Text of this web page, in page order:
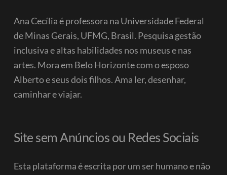
Ana Cecília é professora na Universidade Federal
de Minas Gerais, UFMG, Brasil. Pesquisa gestão
inclusiva e altas habilidades nos museus e nas
artes. Mora em Belo Horizonte com o esposo
Alberto e seus dois filhos.Ama ler, desenhar,
caminhar e viajar.
Site sem Anúncios ou Redes Sociais
Esta plataforma é escrita por um ser humano e não